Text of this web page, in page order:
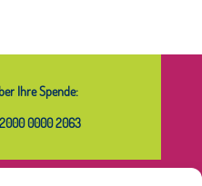
Ihre Spende:
0000 2063